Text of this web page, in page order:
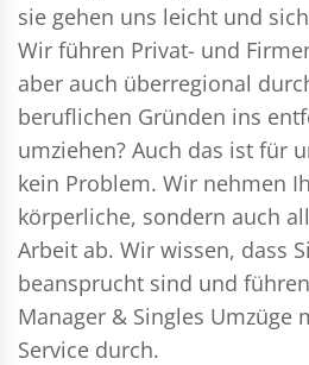
sie gehen uns leicht und
Wir führen Privat- und
aber auch überregional
beruflichen Gründen ins
umziehen? Auch das ist für
kein Problem. Wir nehmen
körperliche, sondern auch
Arbeit ab. Wir wissen, dass
beansprucht sind und
Manager & Singles Umzüge
Service durch.